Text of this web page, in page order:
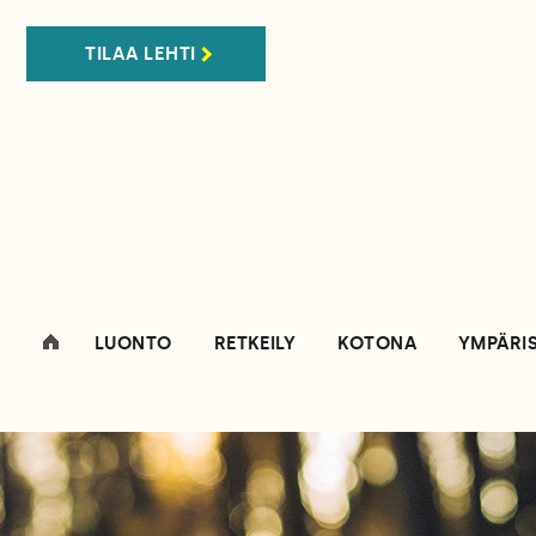
TILAA LEHTI
LUONTO RETKEILY KOTONA